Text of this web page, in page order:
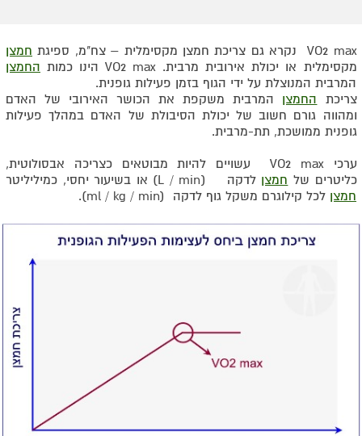
VO2 max נקרא גם צריכת חמצן מקסימלית – צח"מ, ספיגת
חמצן
מקסימלית או יכולת אירובית מרבית. VO2 max הינו כמות
החמצן
המרבית המנוצלת על ידי הגוף בזמן פעילות גופנית.
צריכת החמצן המרבית משקפת את הכושר האירובי של האדם
ומהווה גורם חשוב של יכולת הסיבולת של האדם במהלך פעילות
גופנית ממושכת, תת-מרבית.
ערכי VO2 max עשויים להיות מבוטאים כצריכה אבסולוטית,
כליטרים של חמצן לדקה (L / min) או בשיעור יחסי, כמיליליטר
חמצן לכל קילוגרם משקל גוף לדקה (ml / kg / min).